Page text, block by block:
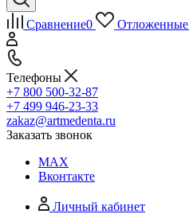
Сравнение0 Отложенные
Телефоны
+7 800 500-32-87
+7 499 946-23-33
zakaz@artmedenta.ru
Заказать звонок
MAX
Вконтакте
Личный кабинет